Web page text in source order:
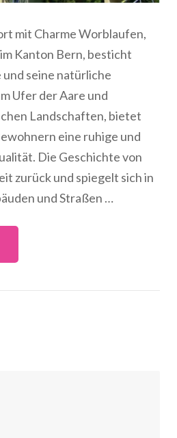
mit Charme Worblaufen,
Kanton Bern, besticht
seine natürliche
Ufer der Aare und
Landschaften, bietet
eine ruhige und
Die Geschichte von
zurück und spiegelt sich in
und Straßen …